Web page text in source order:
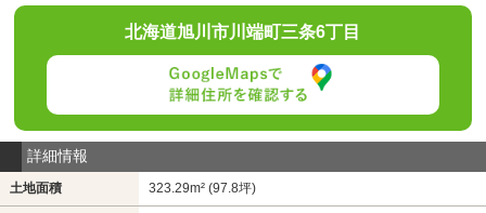
北海道旭川市川端町三条6丁目
詳細情報
土地面積 323.29m² (97.8坪)